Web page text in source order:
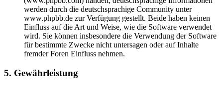
werden durch die deutschsprachige Community unter
www.phpbb.de zur Verfügung gestellt. Beide haben keinen
Einfluss auf die Art und Weise, wie die Software verwendet
wird. Sie können insbesondere die Verwendung der Software
für bestimmte Zwecke nicht untersagen oder auf Inhalte
fremder Foren Einfluss nehmen.
5. Gewährleistung